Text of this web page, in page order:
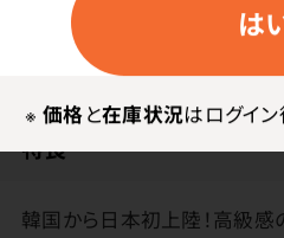
は
※ 価格と在庫状況はログイ
商品
特長
韓国から日本初上陸！高級感